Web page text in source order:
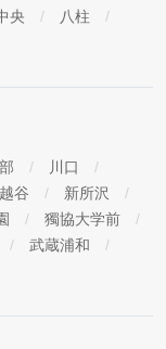
央
八柱
川口
谷
新所沢
獨協大学前
武蔵浦和